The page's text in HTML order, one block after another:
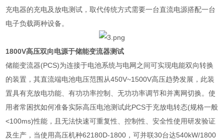
充电器的充电及放电测试，取代传统方式需要一台直流电源搭配一台
电子负载两种设备。
1800V高压双向电源于储能变流器测试
储能变流器(PCS)为连接于电池系统与电网之间可实现电能双向转换
的装置，其直流端电池电压范围从450V~1500V高压趋势发展，此装
置具有充放电功能、有功功率控制、无功功率调节和并离网切换。使
用者常困扰如何准备实际高压电池测试此PCS于充放电转态(规格一般
<100ms)性能，且无法快速可重复性、控制性、安全性使用研发验证
及生产，当使用高压机种62180D-1800 ，可并联30台达540kW/1800